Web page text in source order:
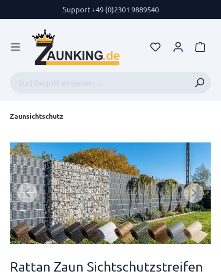
Support +49 (0)2301 9889540
Zaunsichtschutz
Rattan Zaun Sichtschutzstreifen